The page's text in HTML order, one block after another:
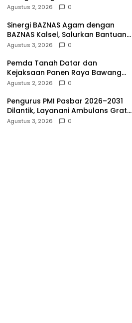
Kitabullah
Agustus 2, 2026 0
Sinergi BAZNAS Agam dengan
BAZNAS Kalsel, Salurkan Bantuan
Bencana Alam
Agustus 3, 2026 0
Pemda Tanah Datar dan
Kejaksaan Panen Raya Bawang
Merah di Sawah Tangah
Agustus 2, 2026 0
Pengurus PMI Pasbar 2026–2031
Dilantik, Layanani Ambulans Gratis
ke Padang
Agustus 3, 2026 0